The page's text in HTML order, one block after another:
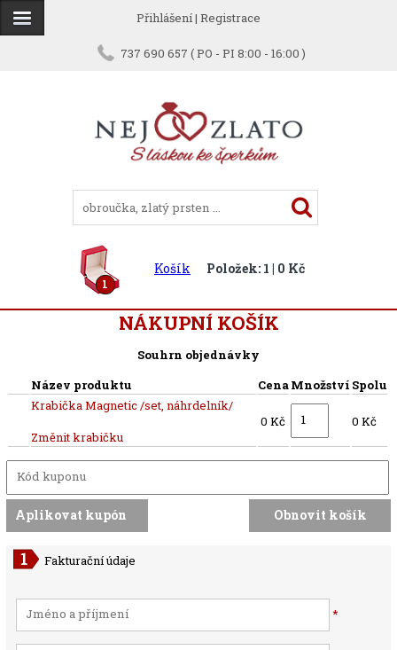
Přihlášení| Registrace
737 690 657 ( PO - PI 8:00 - 16:00 )
1
Košík Položek: 1 | 0 Kč
NÁKUPNÍ KOŠÍK
Souhrn objednávky
Název produktu
CenaMnožství Spolu
Krabička Magnetic /set, náhrdelník/
Změnit krabičku
0 Kč 0 Kč
Fakturační údaje
*